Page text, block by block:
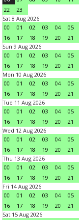
22
23
Sat 8 Aug 2026
00
01 02 03 04 05
16
17 18 19 20 21
Sun 9 Aug 2026
00
01 02 03 04 05
16
17 18 19 20 21
Mon 10 Aug 2026
00
01 02 03 04 05
16
17 18 19 20 21
Tue 11 Aug 2026
00
01 02 03 04 05
16
17 18 19 20 21
Wed 12 Aug 2026
00
01 02 03 04 05
16
17 18 19 20 21
Thu 13 Aug 2026
00
01 02 03 04 05
16
17 18 19 20 21
Fri 14 Aug 2026
00
01 02 03 04 05
16
17 18 19 20 21
Sat 15 Aug 2026